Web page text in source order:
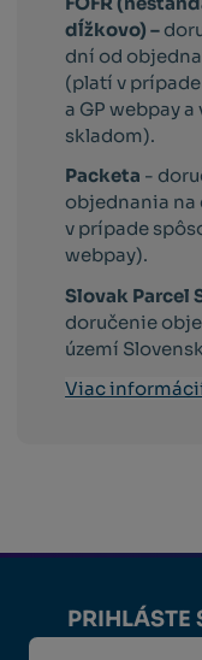
dĺžkovo) –
dní od
(platí v
a GP webpay
skladom).
Packeta -
objednania na
v prípade
webpay).
Slovak Parcel
doručenie
území
Viac